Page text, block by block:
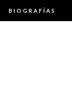
BIOGRAFÍAS